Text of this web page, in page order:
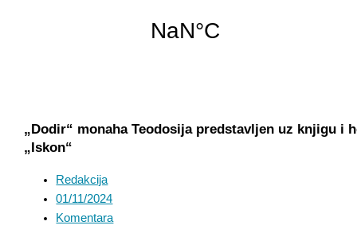
„Dodir“ monaha Teodosija predstavljen uz knjigu i
„Iskon“
Redakcija
01/11/2024
Komentara